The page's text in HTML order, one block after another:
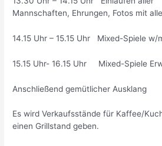
Mannschaften, Ehrungen, Fotos mit
14.15 Uhr – 15.15 Uhr Mixed-Spiele w/
15.15 Uhr- 16.15 Uhr Mixed-Spiele
Anschließend gemütlicher Ausklang
Es wird Verkaufsstände für Kaffee/
einen Grillstand geben.